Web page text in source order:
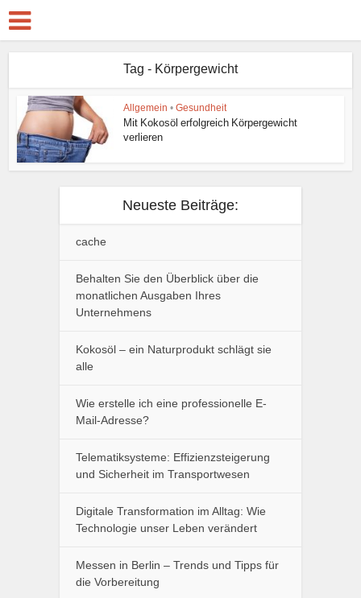
Tag - Körpergewicht
Allgemein • Gesundheit
Mit Kokosöl erfolgreich Körpergewicht
verlieren
Neueste Beiträge:
cache
Behalten Sie den Überblick über die
monatlichen Ausgaben Ihres
Unternehmens
Kokosöl – ein Naturprodukt schlägt sie
alle
Wie erstelle ich eine professionelle E-
Mail-Adresse?
Telematiksysteme: Effizienzsteigerung
und Sicherheit im Transportwesen
Digitale Transformation im Alltag: Wie
Technologie unser Leben verändert
Messen in Berlin – Trends und Tipps für
die Vorbereitung